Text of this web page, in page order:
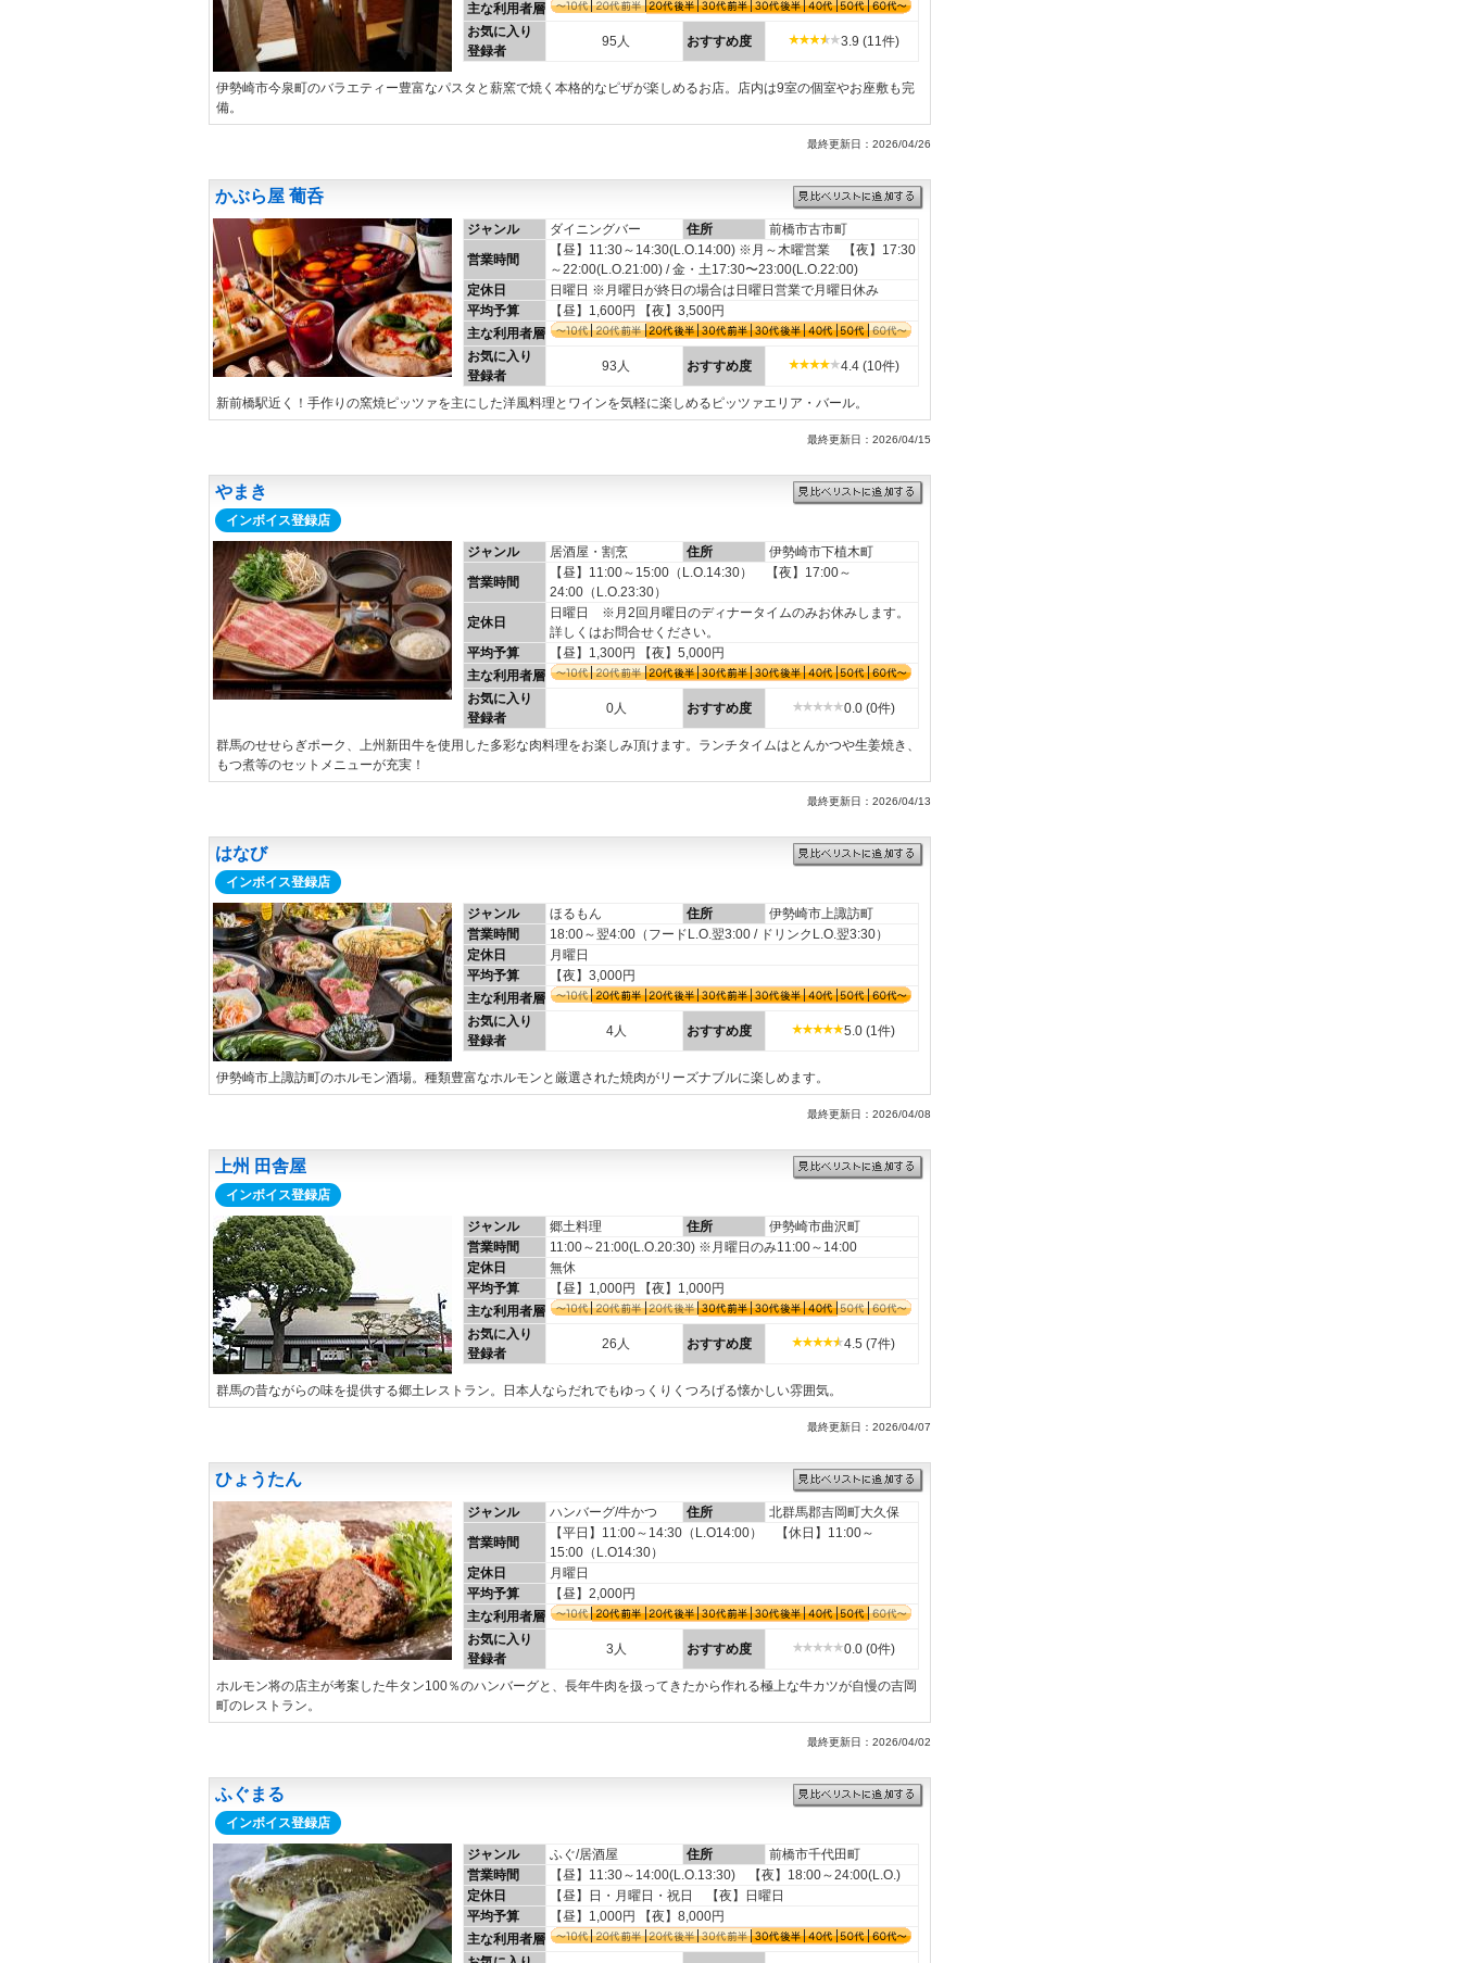
主な利用者層
お気に入り
登録者
95人 おすすめ度 3.9 (11件)
伊勢崎市今泉町のバラエティー豊富なパスタと薪窯で焼く本格的なピザが楽しめるお店。店内は9室の個室やお座敷も完
備。
最終更新日：2026/04/26
かぶら屋 葡呑
ジャンル ダイニングバー 住所
前橋市古市町
営業時間
【昼】11:30～14:30(L.O.14:00) ※月～木曜営業 【夜】17:30
～22:00(L.O.21:00) / 金・土17:30〜23:00(L.O.22:00)
定休日
日曜日 ※月曜日が終日の場合は日曜日営業で月曜日休み
平均予算
【昼】1,600円 【夜】3,500円
主な利用者層
お気に入り
登録者
93人 おすすめ度 4.4 (10件)
新前橋駅近く！手作りの窯焼ピッツァを主にした洋風料理とワインを気軽に楽しめるピッツァエリア・バール。
最終更新日：2026/04/15
やまき
インボイス登録店
ジャンル 居酒屋・割烹 住所
伊勢崎市下植木町
営業時間
【昼】11:00～15:00（L.O.14:30） 【夜】17:00～
24:00（L.O.23:30）
定休日
日曜日 ※月2回月曜日のディナータイムのみお休みします。
詳しくはお問合せください。
平均予算
【昼】1,300円 【夜】5,000円
主な利用者層
お気に入り
登録者
0人 おすすめ度 0.0 (0件)
群馬のせせらぎポーク、上州新田牛を使用した多彩な肉料理をお楽しみ頂けます。ランチタイムはとんかつや生姜焼き、
もつ煮等のセットメニューが充実！
最終更新日：2026/04/13
はなび
インボイス登録店
ジャンル ほるもん 住所
伊勢崎市上諏訪町
営業時間
18:00～翌4:00（フードL.O.翌3:00 / ドリンクL.O.翌3:30）
定休日
月曜日
平均予算
【夜】3,000円
主な利用者層
お気に入り
登録者
4人 おすすめ度 5.0 (1件)
伊勢崎市上諏訪町のホルモン酒場。種類豊富なホルモンと厳選された焼肉がリーズナブルに楽しめます。
最終更新日：2026/04/08
上州 田舎屋
インボイス登録店
ジャンル 郷土料理 住所
伊勢崎市曲沢町
営業時間
11:00～21:00(L.O.20:30) ※月曜日のみ11:00～14:00
定休日
無休
平均予算
【昼】1,000円 【夜】1,000円
主な利用者層
お気に入り
登録者
26人 おすすめ度 4.5 (7件)
群馬の昔ながらの味を提供する郷土レストラン。日本人ならだれでもゆっくりくつろげる懐かしい雰囲気。
最終更新日：2026/04/07
ひょうたん
ジャンル ハンバーグ/牛かつ 住所
北群馬郡吉岡町大久保
営業時間
【平日】11:00～14:30（L.O14:00） 【休日】11:00～
15:00（L.O14:30）
定休日
月曜日
平均予算
【昼】2,000円
主な利用者層
お気に入り
登録者
3人 おすすめ度 0.0 (0件)
ホルモン将の店主が考案した牛タン100％のハンバーグと、長年牛肉を扱ってきたから作れる極上な牛カツが自慢の吉岡
町のレストラン。
最終更新日：2026/04/02
ふぐまる
インボイス登録店
ジャンル ふぐ/居酒屋 住所
前橋市千代田町
営業時間
【昼】11:30～14:00(L.O.13:30) 【夜】18:00～24:00(L.O.)
定休日
【昼】日・月曜日・祝日 【夜】日曜日
平均予算
【昼】1,000円 【夜】8,000円
主な利用者層